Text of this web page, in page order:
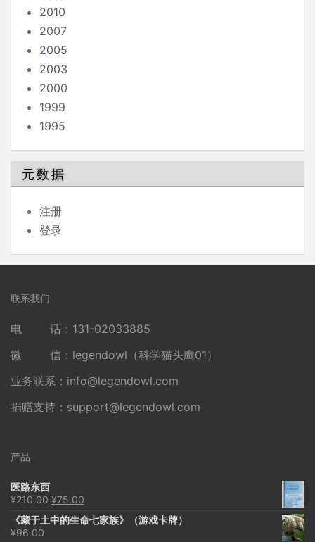
2010
2007
2005
2003
2000
1999
1995
元数据
注册
登录
联系我们
电 话：131-02033885
微 信：legendowl（科学猫头鹰01）
业务联系： info@legendowl.com
捐赠支持： support@legendowl.com
产品
医路东西
¥210.00 原
为：
¥75.00
价
《藏于土中的生命七家族》（游戏卡牌）
¥96.00